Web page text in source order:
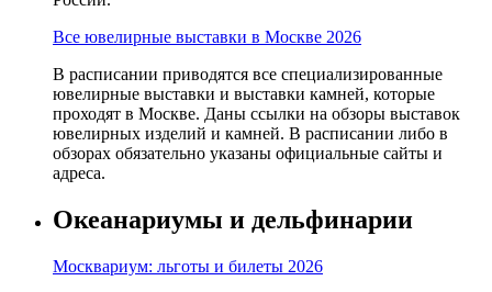
Все ювелирные выставки в Москве 2026
В расписании приводятся все специализированные
ювелирные выставки и выставки камней, которые
проходят в Москве. Даны ссылки на обзоры выставок
ювелирных изделий и камней. В расписании либо в
обзорах обязательно указаны официальные сайты и
адреса.
Океанариумы и дельфинарии
Москвариум: льготы и билеты 2026